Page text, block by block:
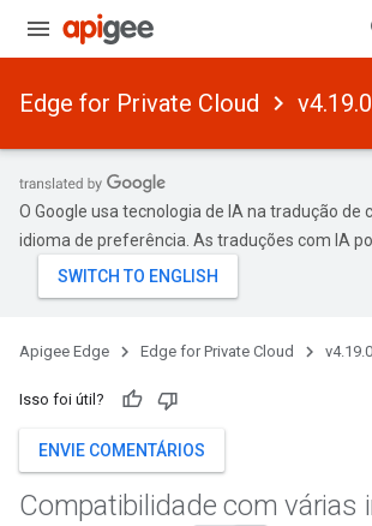
Edge for Private Cloud
O Google usa tecnologia de IA na tradução de
idioma de preferência. As traduções com IA
Apigee Edge Edge for Private Cloud
Isso foi útil?
ENVIE COMENTÁRIOS
Compatibilidade com várias